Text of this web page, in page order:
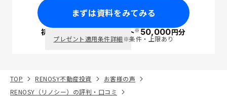
まずは資料をみてみる
初回面談で ポイント※50,000円分
プレゼント適用条件詳細※条件・上限あり
TOP RENOSY不動産投資
お客様の声
RENOSY（リノシー）の評判・口コミ